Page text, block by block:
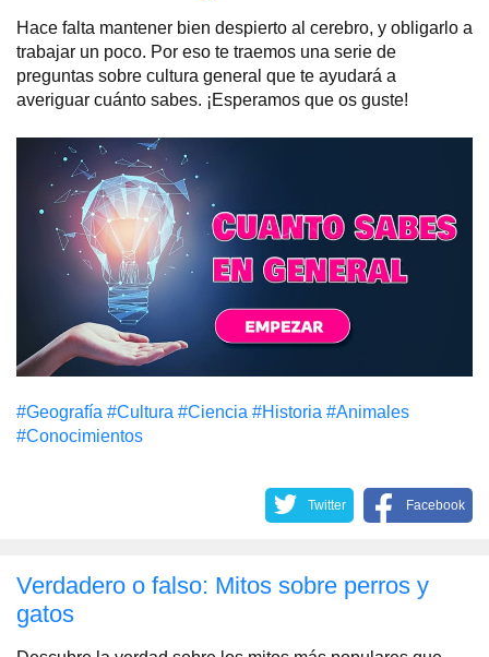
Hace falta mantener bien despierto al cerebro, y obligarlo a
trabajar un poco. Por eso te traemos una serie de
preguntas sobre cultura general que te ayudará a
averiguar cuánto sabes. ¡Esperamos que os guste!
#Geografía #Cultura #Сiencia #Historia #Animales
#Conocimientos
Twitter Facebook
Verdadero o falso: Mitos sobre perros y
gatos